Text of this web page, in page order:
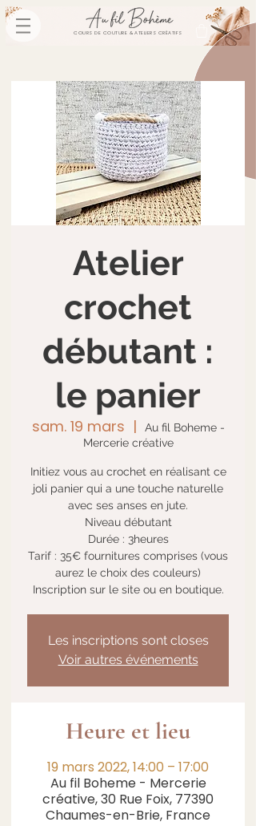
COURS DE COUTURE & ATELIERS CRÉATIFS
Atelier
crochet
débutant :
le panier
sam. 19 mars
  |
Au fil Boheme -
Mercerie créative
Initiez vous au crochet en réalisant ce
joli panier qui a une touche naturelle
avec ses anses en jute.
Niveau débutant
Durée : 3heures
Tarif : 35€ fournitures comprises (vous
aurez le choix des couleurs)
Inscription sur le site ou en boutique.
Les inscriptions sont closes
Voir autres événements
Heure et lieu
19 mars 2022, 14:00 – 17:00
Au fil Boheme - Mercerie
créative, 30 Rue Foix, 77390
Chaumes-en-Brie, France